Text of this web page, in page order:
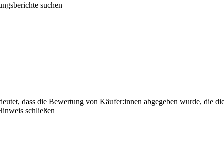
suchen
dass die Bewertung von Käufer:innen abgegeben wurde, die
schließen